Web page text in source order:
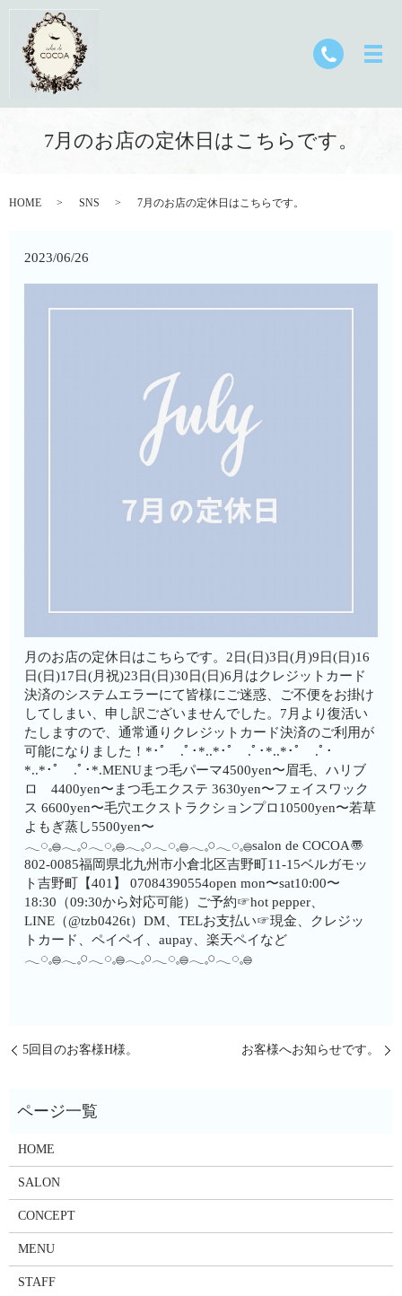
7月のお店の定休日はこちらです。
HOME SNS 7月のお店の定休日はこちらです。
2023/06/26
月のお店の定休日はこちらです。2日(日)3日(月)9日(日)16
日(日)17日(月祝)23日(日)30日(日)6月はクレジットカード
決済のシステムエラーにて皆様にご迷惑、ご不便をお掛け
してしまい、申し訳ございませんでした。7月より復活い
たしますので、通常通りクレジットカード決済のご利用が
可能になりました！*･ﾟ .ﾟ･*..*･ﾟ .ﾟ･*..*･ﾟ .ﾟ･
*..*･ﾟ .ﾟ･*.MENUまつ毛パーマ4500yen〜眉毛、ハリブ
ロ 4400yen〜まつ毛エクステ 3630yen〜フェイスワック
ス 6600yen〜毛穴エクストラクションプロ10500yen〜若草
よもぎ蒸し5500yen〜
𓂃◌𓈒𓐍𓂃𓈒𓏸𓂃◌𓈒𓐍𓂃𓈒𓏸𓂃◌𓈒𓐍𓂃𓈒𓏸𓂃◌𓈒𓐍salon de COCOA〠
802-0085福岡県北九州市小倉北区吉野町11-15ベルガモッ
ト吉野町【401】︎ 07084390554open mon〜sat10:00〜
18:30（09:30から対応可能）ご予約☞hot pepper、
LINE（@tzb0426t）DM、TELお支払い☞現金、クレジッ
トカード、ペイペイ、aupay、楽天ペイなど
𓂃◌𓈒𓐍𓂃𓈒𓏸𓂃◌𓈒𓐍𓂃𓈒𓏸𓂃◌𓈒𓐍𓂃𓈒𓏸𓂃◌𓈒𓐍
5回目のお客様H様。 お客様へお知らせです。
HOME
SALON
CONCEPT
MENU
STAFF